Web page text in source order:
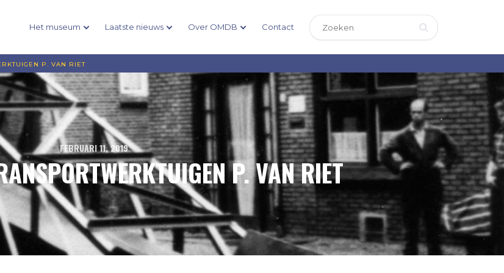
Het museum Laatste nieuws Over OMDB Contact
P. VAN RIET
FEBRUARI 11, 2019
P. VAN RIET